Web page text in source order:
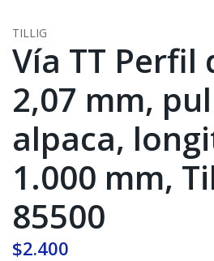
TILLIG
Vía TT Perfil
2,07 mm,
alpaca,
1.000 mm,
85500
$2.400